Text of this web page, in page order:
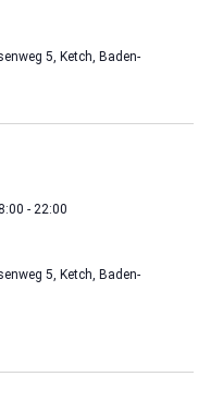
5, Ketch, Baden-
- 22:00
5, Ketch, Baden-